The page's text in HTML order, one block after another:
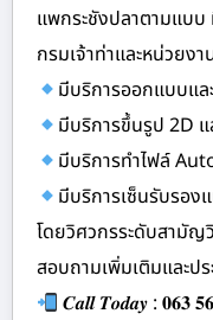
แพกระชังปลาตามแบ
กรมเจ้าท่าและหน่วยง
มีบริการออกแบบแ
มีบริการขึ้นรูป 2D แ
มีบริการทำไฟล์
มีบริการเซ็นรับรอง
โดยวิศวกรระดับสามัญ
สอบถามเพิ่มเติมและปร
𝑪𝒂𝒍𝒍 𝑻𝒐𝒅𝒂𝒚 : 𝟎𝟔𝟑